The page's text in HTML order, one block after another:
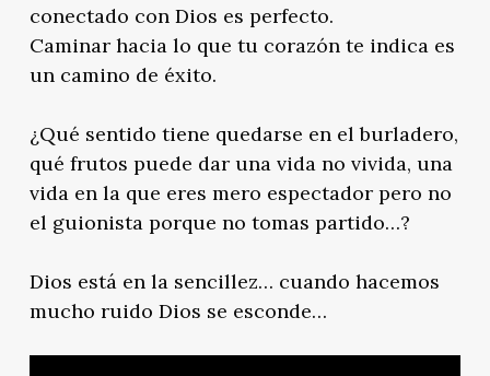
conectado con Dios es perfecto.
Caminar hacia lo que tu corazón te indica es
un camino de éxito.
¿Qué sentido tiene quedarse en el burladero,
qué frutos puede dar una vida no vivida, una
vida en la que eres mero espectador pero no
el guionista porque no tomas partido…?
Dios está en la sencillez… cuando hacemos
mucho ruido Dios se esconde…